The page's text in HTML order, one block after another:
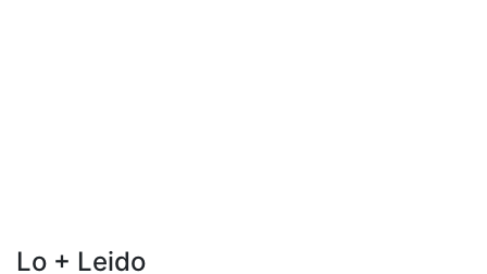
Lo + Leido